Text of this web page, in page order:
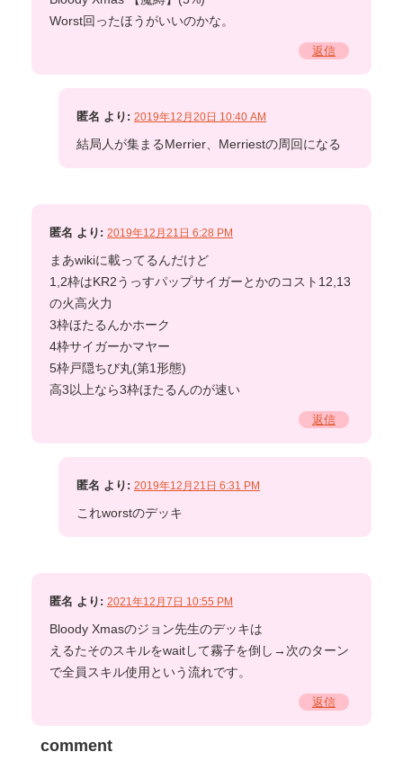
Worst回ったほうがいいのかな。
返信
匿名 より: 2019年12月20日 10:40 AM
結局人が集まるMerrier、Merriestの周回になる
匿名 より: 2019年12月21日 6:28 PM
まあwikiに載ってるんだけど
1,2枠はKR2うっすパップサイガーとかのコスト12,13
の火高火力
3枠ほたるんかホーク
4枠サイガーかマヤー
5枠戸隠ちび丸(第1形態)
高3以上なら3枠ほたるんのが速い
返信
匿名 より: 2019年12月21日 6:31 PM
これworstのデッキ
匿名 より: 2021年12月7日 10:55 PM
Bloody Xmasのジョン先生のデッキは
えるたそのスキルをwaitして霧子を倒し→次のターン
で全員スキル使用という流れです。
返信
comment